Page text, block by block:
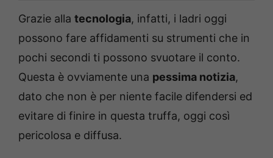
Grazie alla tecnologia, infatti, i ladri oggi
possono fare affidamenti su strumenti che in
pochi secondi ti possono svuotare il conto.
Questa è ovviamente una pessima notizia,
dato che non è per niente facile difendersi ed
evitare di finire in questa truffa, oggi così
pericolosa e diffusa.